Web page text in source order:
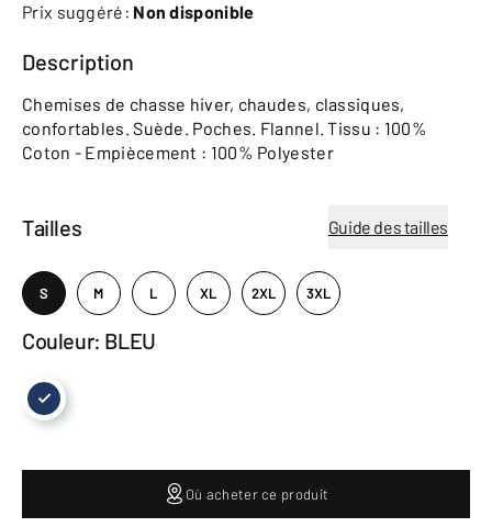
Prix suggéré: Non disponible
Description
Chemises de chasse hiver, chaudes, classiques,
confortables. Suède. Poches. Flannel. Tissu : 100%
Coton - Empiècement : 100% Polyester
Tailles Guide des tailles
S M L XL 2XL 3XL
Couleur: BLEU
Où acheter ce produit